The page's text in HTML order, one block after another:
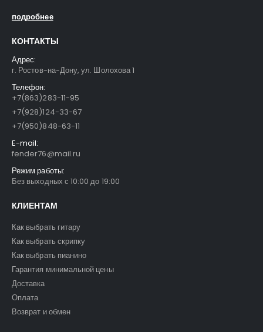
подробнее
КОНТАКТЫ
Адрес:
г. Ростов-на-Дону, ул. Шолохова 1
Телефон:
+7(863)283-11-95
+7(928)124-33-67
+7(950)848-63-11
E-mail:
fender76@mail.ru
Режим работы:
Без выходных с 10:00 до 19:00
КЛИЕНТАМ
Как выбрать гитару
Как выбрать скрипку
Как выбрать пианино
Гарантия минимальной цены
Доставка
Оплата
Возврат и обмен